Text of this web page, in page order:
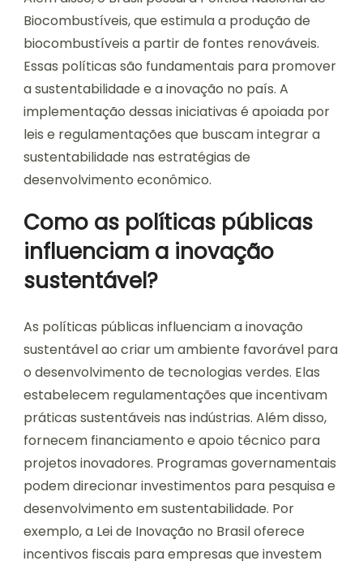
Biocombustíveis, que estimula a produção de
biocombustíveis a partir de fontes renováveis.
Essas políticas são fundamentais para promover
a sustentabilidade e a inovação no país. A
implementação dessas iniciativas é apoiada por
leis e regulamentações que buscam integrar a
sustentabilidade nas estratégias de
desenvolvimento econômico.
Como as políticas públicas
influenciam a inovação
sustentável?
As políticas públicas influenciam a inovação
sustentável ao criar um ambiente favorável para
o desenvolvimento de tecnologias verdes. Elas
estabelecem regulamentações que incentivam
práticas sustentáveis nas indústrias. Além disso,
fornecem financiamento e apoio técnico para
projetos inovadores. Programas governamentais
podem direcionar investimentos para pesquisa e
desenvolvimento em sustentabilidade. Por
exemplo, a Lei de Inovação no Brasil oferece
incentivos fiscais para empresas que investem